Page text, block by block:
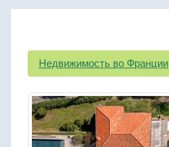
Недвижимость во Франции